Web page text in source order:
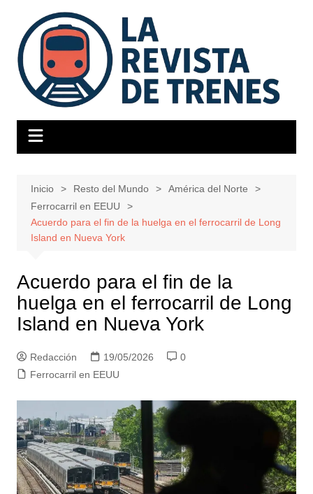
contenido
Inicio Resto del Mundo
América del Norte
Ferrocarril en EEUU
Acuerdo para el fin de la huelga en el ferrocarril de Long
Island en Nueva York
Acuerdo para el fin de la
huelga en el ferrocarril de Long
Island en Nueva York
Redacción 19/05/2026
0
Ferrocarril en EEUU